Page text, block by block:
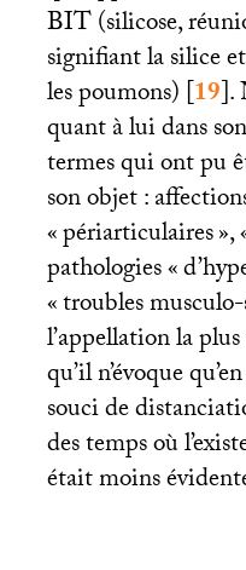
BIT(silicose,
signifiant la silice
les poumons)[19].
quant à lui dans
termes qui ont pu
son objet :
«périarticulaires»,
pathologies «
«troubles
l’appellation la
qu’il n’évoque
souci de
des temps où
était moins